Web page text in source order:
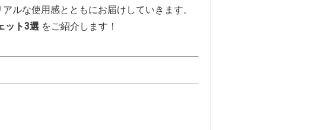
ら
ルな使用感とともにお届けしていきます。
ット3選 をご紹介します！